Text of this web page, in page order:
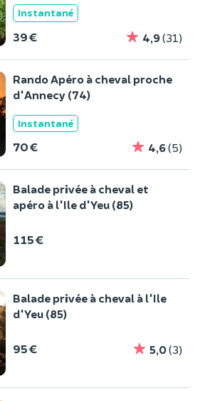
Instantané
39 € 4,9(31)
Rando Apéro à cheval proche
d'Annecy (74)
Instantané
70 € 4,6(5)
Balade privée à cheval et
apéro à l'Ile d'Yeu (85)
115 €
Balade privée à cheval à l'Ile
d'Yeu (85)
95 € 5,0(3)